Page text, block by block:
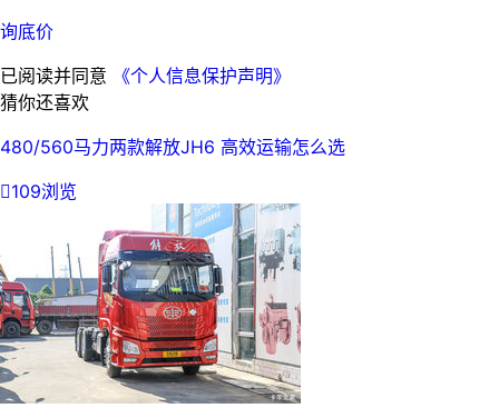
询底价
已阅读并同意 《个人信息保护声明》
猜你还喜欢
480/560马力两款解放JH6 高效运输怎么选
109浏览